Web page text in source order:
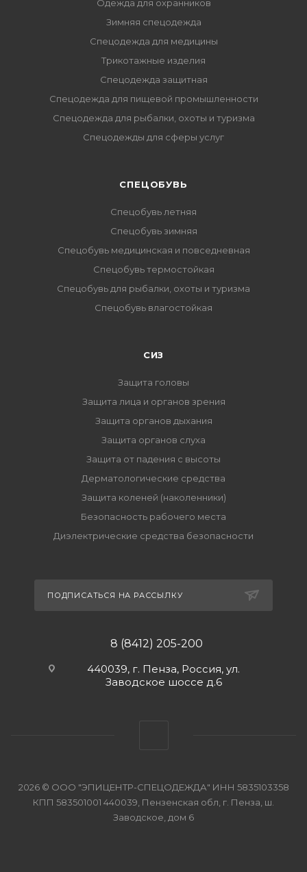
Одежда для охранников
Зимняя спецодежда
Спецодежда для медицины
Трикотажные изделия
Спецодежда защитная
Спецодежда для пищевой промышленности
Спецодежда для рыбалки, охоты и туризма
Спецодежды для сферы услуг
CПЕЦОБУВЬ
Спецобувь летняя
Спецобувь зимняя
Спецобувь медицинская и повседневная
Спецобувь термостойкая
Спецобувь для рыбалки, охоты и туризма
Спецобувь влагостойкая
СИЗ
Защита головы
Защита лица и органов зрения
Защита органов дыхания
Защита органов слуха
Защита от падения с высоты
Дерматологические средства
Защита коленей (наколенники)
Безопасность рабочего места
Диэлектрические средства безопасности
ПОДПИСАТЬСЯ НА РАССЫЛКУ
8 (8412) 205-200
440039, г. Пенза, Россия, ул.
Заводское шоссе д.6
2026 © ООО "ЭПИЦЕНТР-СПЕЦОДЕЖДА" ИНН 5835103358
КПП 583501001 440039, Пензенская обл, г. Пенза, ш.
Заводское, дом 6